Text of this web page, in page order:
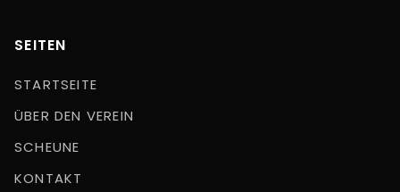
SEITEN
STARTSEITE
ÜBER DEN VEREIN
SCHEUNE
KONTAKT